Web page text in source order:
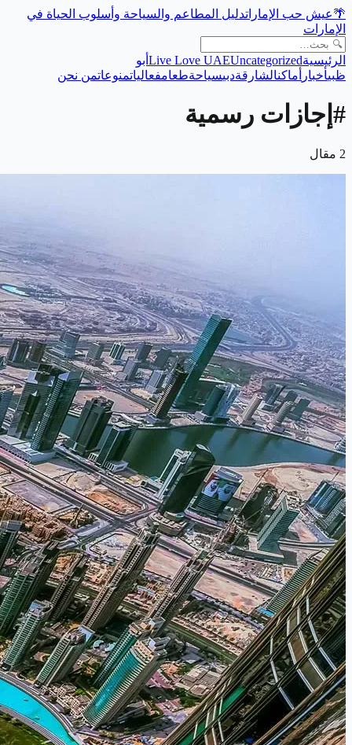
🌴عيش حب الإماراتدليل المطاعم والسياحة وأسلوب الحياة في
الإمارات
الرئيسية Live Love UAEUncategorized
أبو
ظبيأخبار أماكنالشارقةدبيسياحةطعامفعالياتمنوعاتمن نحن
# إجازات رسمية
2 مقال